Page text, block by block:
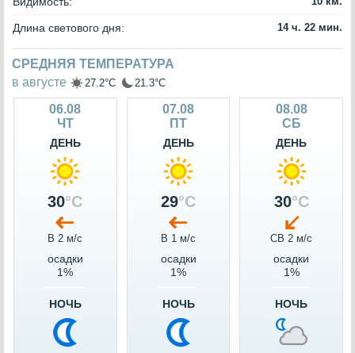
Длина светового дня: 14 ч. 22 мин.
СРЕДНЯЯ ТЕМПЕРАТУРА
в августе
27.2°C 21.3°C
06.08
ЧТ
ДЕНЬ
30°C
В 2 м/c
осадки
1%
НОЧЬ
07.08
ПТ
ДЕНЬ
29°C
В 1 м/c
осадки
1%
НОЧЬ
08.08
СБ
ДЕНЬ
30°C
СВ 2 м/c
осадки
1%
НОЧЬ